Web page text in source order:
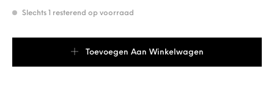
Slechts 1 resterend op voorraad
Toevoegen Aan Winkelwagen